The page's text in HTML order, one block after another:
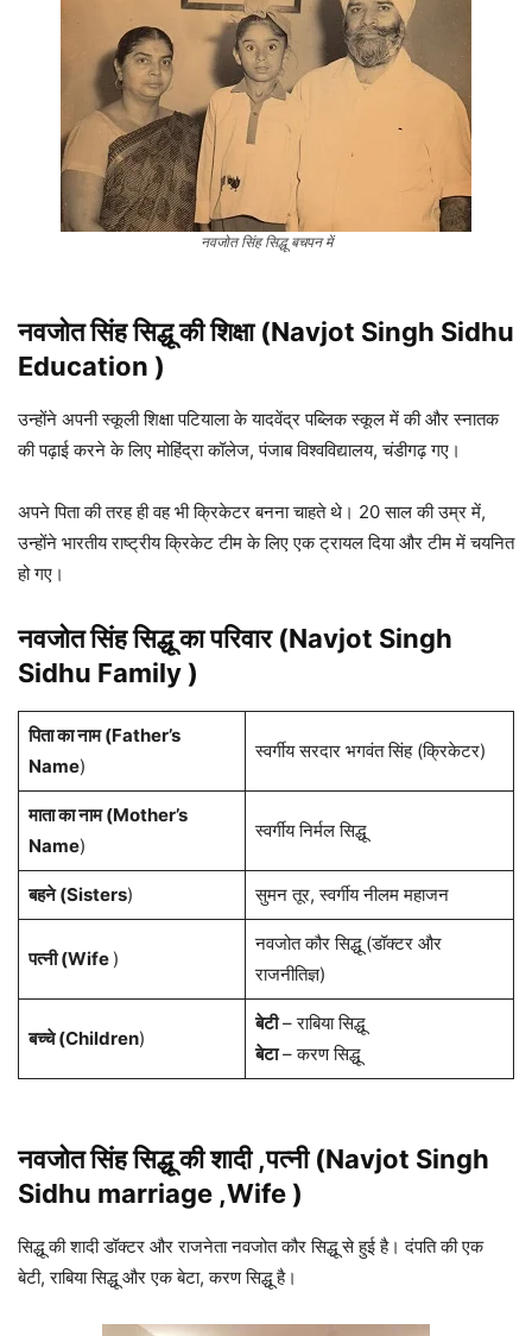
नवजोत सिंह सिद्धू बचपन में
नवजोत सिंह सिद्धू की शिक्षा (Navjot Singh Sidhu
Education )
उन्होंने अपनी स्कूली शिक्षा पटियाला के यादवेंद्र पब्लिक स्कूल में की और स्नातक
की पढ़ाई करने के लिए मोहिंद्रा कॉलेज, पंजाब विश्वविद्यालय, चंडीगढ़ गए।
अपने पिता की तरह ही वह भी क्रिकेटर बनना चाहते थे। 20 साल की उम्र में,
उन्होंने भारतीय राष्ट्रीय क्रिकेट टीम के लिए एक ट्रायल दिया और टीम में चयनित
हो गए।
नवजोत सिंह सिद्धू का परिवार (Navjot Singh
Sidhu Family )
पिता का नाम (Father’s
Name)
स्वर्गीय सरदार भगवंत सिंह (क्रिकेटर)
माता का नाम (Mother’s
Name)
स्वर्गीय निर्मल सिद्धू
बहने (Sisters) सुमन तूर, स्वर्गीय नीलम महाजन
पत्नी (Wife )
नवजोत कौर सिद्धू (डॉक्टर और
राजनीतिज्ञ)
बच्चे (Children)
बेटी– राबिया सिद्धू
बेटा– करण सिद्धू
नवजोत सिंह सिद्धू की शादी ,पत्नी (Navjot Singh
Sidhu marriage ,Wife )
सिद्धू की शादी डॉक्टर और राजनेता नवजोत कौर सिद्धू से हुई है। दंपति की एक
बेटी, राबिया सिद्धू और एक बेटा, करण सिद्धू है।